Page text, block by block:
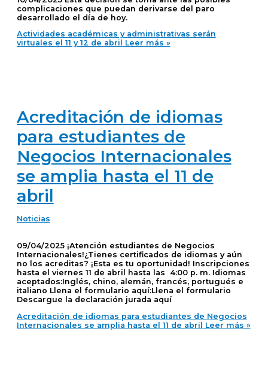
complicaciones que puedan derivarse del paro
desarrollado el día de hoy.
Actividades académicas y administrativas serán
virtuales el 11 y 12 de abril
Leer más »
Acreditación de idiomas
para estudiantes de
Negocios Internacionales
se amplia hasta el 11 de
abril
Noticias
09/04/2025 ¡Atención estudiantes de Negocios
Internacionales!¿Tienes certificados de idiomas y aún
no los acreditas? ¡Esta es tu oportunidad! Inscripciones
hasta el viernes 11 de abril hasta las 4:00 p. m. Idiomas
aceptados:Inglés, chino, alemán, francés, portugués e
italiano Llena el formulario aquí:Llena el formulario
Descargue la declaración jurada aquí
Acreditación de idiomas para estudiantes de Negocios
Internacionales se amplia hasta el 11 de abril
Leer más »